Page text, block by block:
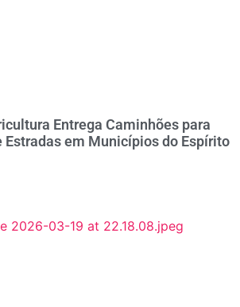
Entrega Caminhões para
Estradas em Municípios do Espírito